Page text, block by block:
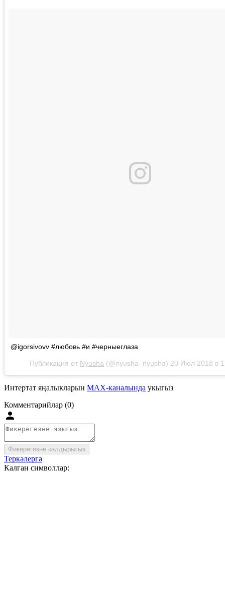
@igorsivovv #любовь #и #черныеглаза
Публикация от Nyusha (@nyusha_nyusha) 20 Июл 2018 в
Интертат яңалыкларын MAX-каналында укыгыз
Комментарийлар (0)
Фикерегезне калдырыгыз
Теркәлергә
Калган символлар: